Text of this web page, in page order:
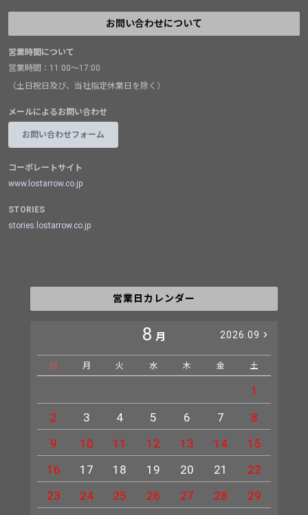
お問い合わせについて
営業時間について
営業時間：11:00～17:00
（土日祝日及び、当社指定休業日を除く）
メールによるお問い合わせ
お問い合わせフォーム
コーポレートサイト
www.lostarrow.co.jp
STORIES
stories.lostarrow.co.jp
営業日カレンダー
8 月 2026.09
日 月 火 水 木 金 土
1
2
3 4 5 6 7
8
9
10 11 12 13 14
15
16
17 18 19 20 21
22
23
24 25 26 27 28
29